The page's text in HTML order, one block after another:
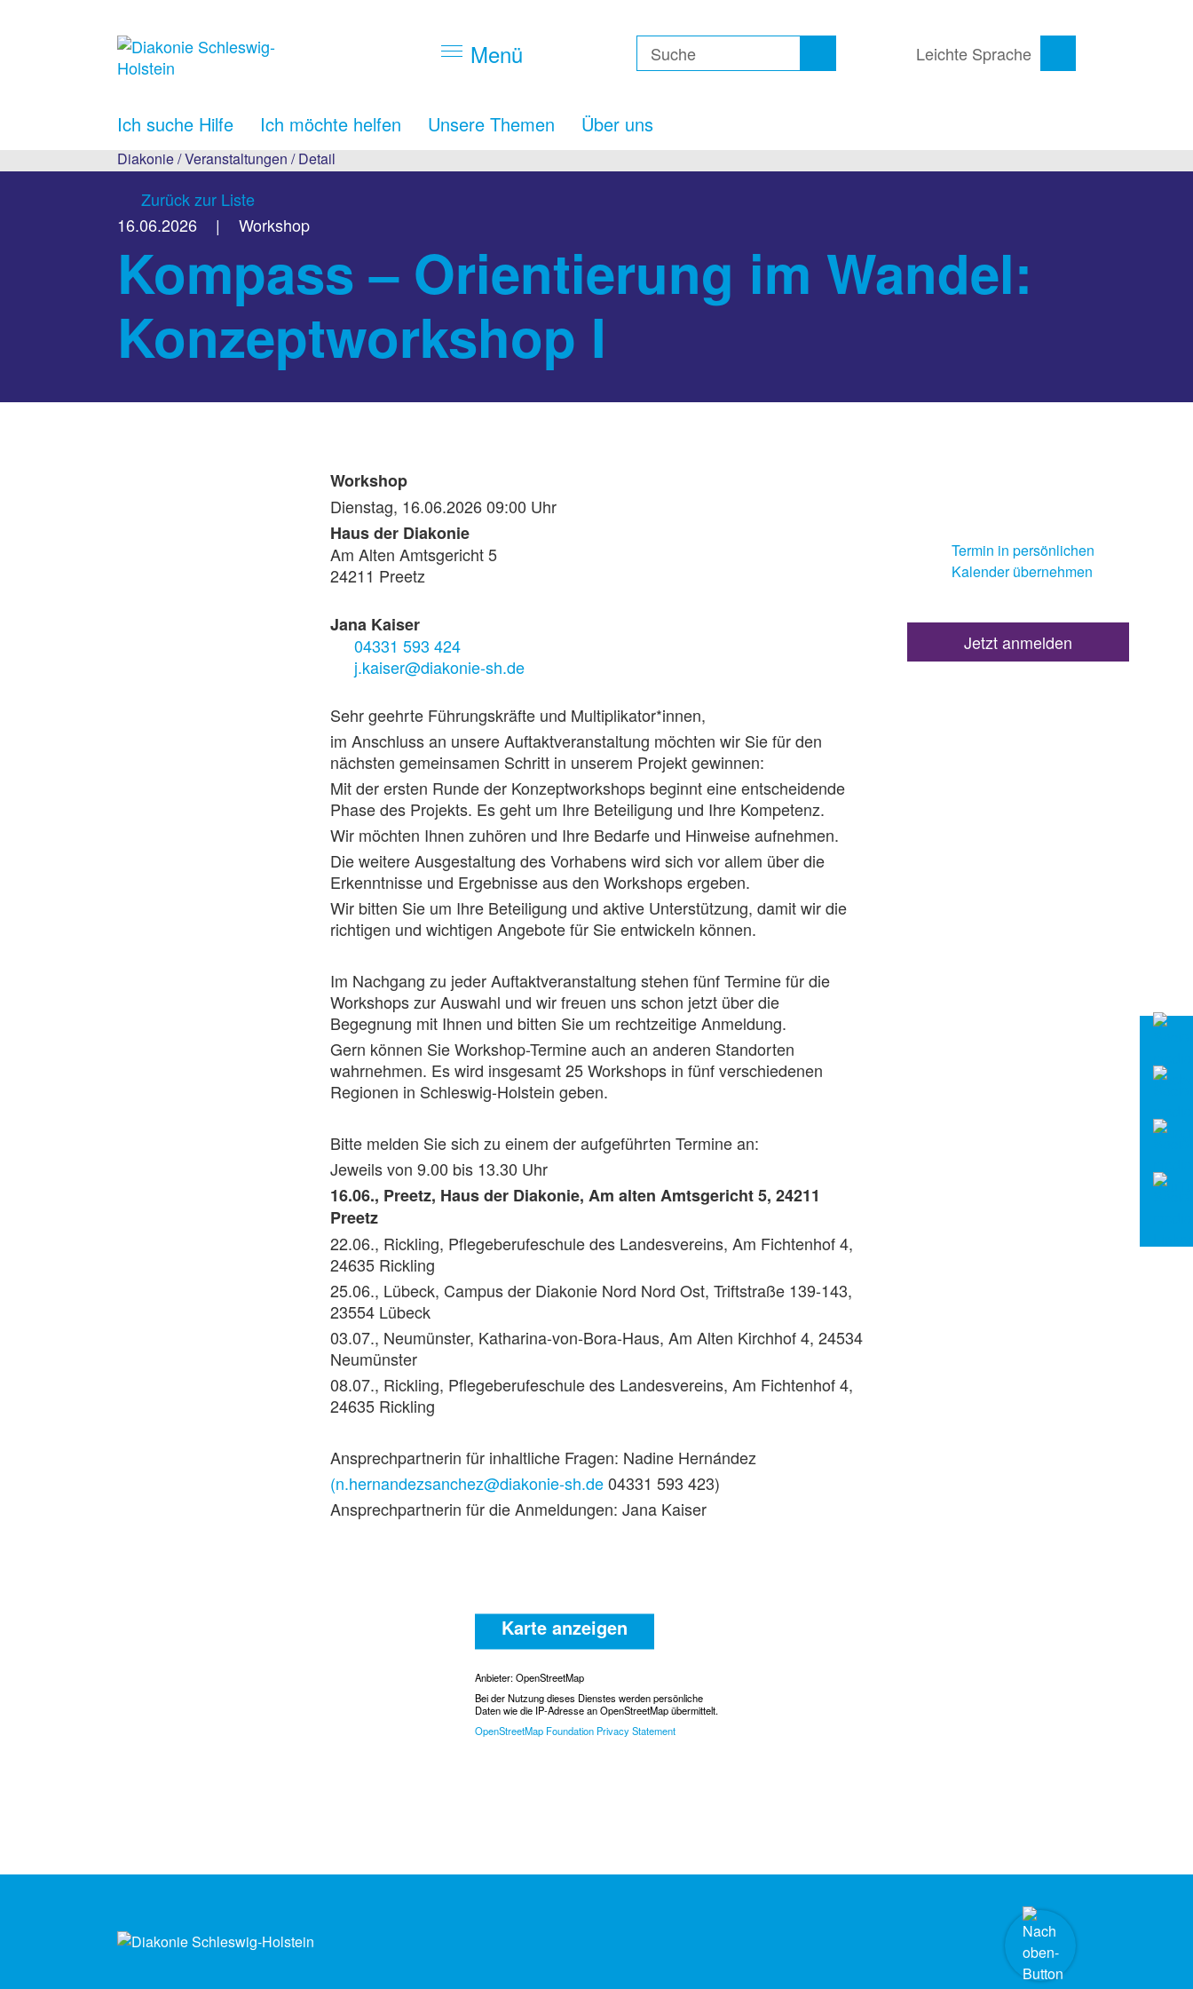
Menü Leichte Sprache
Ich suche Hilfe Ich möchte helfen Unsere Themen Über uns
Diakonie/Veranstaltungen /Detail
Zurück zur Liste
16.06.2026
| Workshop
Kompass – Orientierung im Wandel:
Konzeptworkshop I
Workshop
Dienstag, 16.06.2026 09:00 Uhr
Haus der Diakonie
Am Alten Amtsgericht 5
24211 Preetz
Jana Kaiser
04331 593 424
j.kaiser@diakonie-sh.de
Sehr geehrte Führungskräfte und Multiplikator*innen,
im Anschluss an unsere Auftaktveranstaltung möchten wir Sie für den
nächsten gemeinsamen Schritt in unserem Projekt gewinnen:
Mit der ersten Runde der Konzeptworkshops beginnt eine entscheidende
Phase des Projekts. Es geht um Ihre Beteiligung und Ihre Kompetenz.
Wir möchten Ihnen zuhören und Ihre Bedarfe und Hinweise aufnehmen.
Die weitere Ausgestaltung des Vorhabens wird sich vor allem über die
Erkenntnisse und Ergebnisse aus den Workshops ergeben.
Wir bitten Sie um Ihre Beteiligung und aktive Unterstützung, damit wir die
richtigen und wichtigen Angebote für Sie entwickeln können.
Im Nachgang zu jeder Auftaktveranstaltung stehen fünf Termine für die
Workshops zur Auswahl und wir freuen uns schon jetzt über die
Begegnung mit Ihnen und bitten Sie um rechtzeitige Anmeldung.
Gern können Sie Workshop-Termine auch an anderen Standorten
wahrnehmen. Es wird insgesamt 25 Workshops in fünf verschiedenen
Regionen in Schleswig-Holstein geben.
Bitte melden Sie sich zu einem der aufgeführten Termine an:
Jeweils von 9.00 bis 13.30 Uhr
16.06., Preetz, Haus der Diakonie, Am alten Amtsgericht 5, 24211
Preetz
22.06., Rickling, Pflegeberufeschule des Landesvereins, Am Fichtenhof 4,
24635 Rickling
25.06., Lübeck, Campus der Diakonie Nord Nord Ost, Triftstraße 139-143,
23554 Lübeck
03.07., Neumünster, Katharina-von-Bora-Haus, Am Alten Kirchhof 4, 24534
Neumünster
08.07., Rickling, Pflegeberufeschule des Landesvereins, Am Fichtenhof 4,
24635 Rickling
Ansprechpartnerin für inhaltliche Fragen: Nadine Hernández
(n.hernandezsanchez@diakonie-sh.de04331 593 423)
Ansprechpartnerin für die Anmeldungen: Jana Kaiser
Karte anzeigen
Anbieter: OpenStreetMap
Bei der Nutzung dieses Dienstes werden persönliche
Daten wie die IP-Adresse an OpenStreetMap übermittelt.
OpenStreetMap Foundation Privacy Statement
Termin in persönlichen
Kalender übernehmen
Jetzt anmelden